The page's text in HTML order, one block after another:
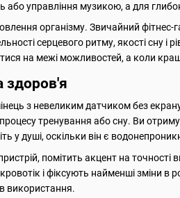
управління музикою, а для
організму. Звичайний фітнес-
серцевого ритму, якості сну
на межі можливостей, а коли
здоров'я
з невеликим датчиком без
тренування або сну. Ви
у душі, оскільки він є
помітить акцент на
і фіксують найменші зміни в
використання.